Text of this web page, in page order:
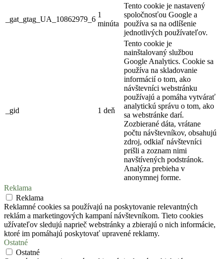
_gat_gtag_UA_10862979_6
1
minúta
Tento cookie je nastavený
spoločnosťou Google a
používa sa na odlíšenie
jednotlivých používateľov.
_gid 1 deň
Tento cookie je
nainštalovaný službou
Google Analytics. Cookie sa
používa na skladovanie
informácií o tom, ako
návštevníci webstránku
používajú a pomáha vytvárať
analytickú správu o tom, ako
sa webstránke darí.
Zozbierané dáta, vrátane
počtu návštevníkov, obsahujú
zdroj, odkiaľ návštevníci
prišli a zoznam nimi
navštívených podstránok.
Analýza prebieha v
anonymnej forme.
Reklama
Reklama
Reklamné cookies sa používajú na poskytovanie relevantných
reklám a marketingových kampaní návštevníkom. Tieto cookies
užívateľov sledujú naprieč webstránky a zbierajú o nich informácie,
ktoré im pomáhajú poskytovať upravené reklamy.
Ostatné
Ostatné